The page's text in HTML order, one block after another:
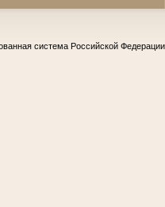
система Российской